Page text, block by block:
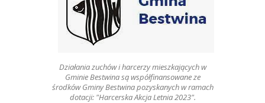
Działania zuchów i harcerzy mieszkających w
Gminie Bestwina są współfinansowane ze
środków Gminy Bestwina pozyskanych w ramach
dotacji: "Harcerska Akcja Letnia 2023".